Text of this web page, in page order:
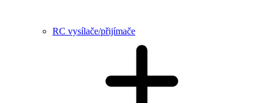
RC vysílače/přijímače